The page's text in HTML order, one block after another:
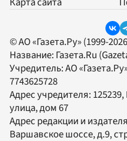
© АО «Газета.Ру» (1999-
Название: Газета.Ru
Учредитель:АО
7743625728
Адрес учредителя:
улица, дом 67
Адрес редакции и
Варшавское шоссе, д.9,